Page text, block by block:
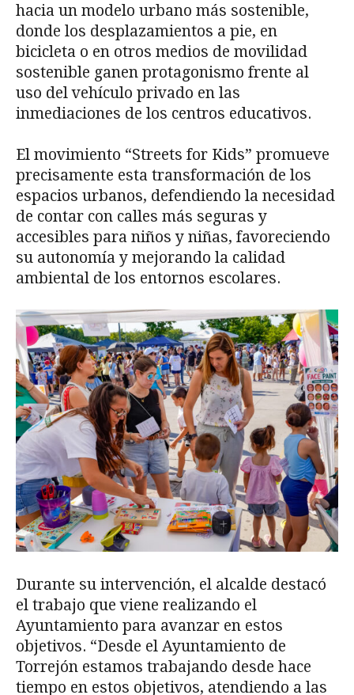
hacia un modelo urbano más sostenible,
donde los desplazamientos a pie, en
bicicleta o en otros medios de movilidad
sostenible ganen protagonismo frente al
uso del vehículo privado en las
inmediaciones de los centros educativos.
El movimiento “Streets for Kids” promueve
precisamente esta transformación de los
espacios urbanos, defendiendo la necesidad
de contar con calles más seguras y
accesibles para niños y niñas, favoreciendo
su autonomía y mejorando la calidad
ambiental de los entornos escolares.
Durante su intervención, el alcalde destacó
el trabajo que viene realizando el
Ayuntamiento para avanzar en estos
objetivos. “Desde el Ayuntamiento de
Torrejón estamos trabajando desde hace
tiempo en estos objetivos, atendiendo a las